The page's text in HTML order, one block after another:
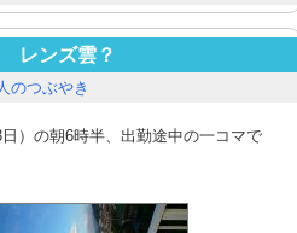
レンズ雲？
のつぶやき
）の朝6時半、出勤途中の一コマで